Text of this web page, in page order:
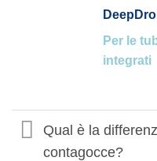
Per le
integrati
Qual è la
contagocce?